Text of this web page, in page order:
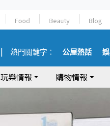
Food Beauty Blog
熱門關鍵字： 公屋熱話
玩樂情報 購物情報